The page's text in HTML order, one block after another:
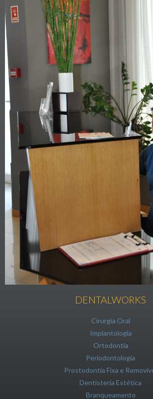
DENTALWORKS
Cirurgia Oral
Implantologia
Ortodontia
Periodontologia
Prostodontia Fixa e
Dentisteria Estética
Branqueamento